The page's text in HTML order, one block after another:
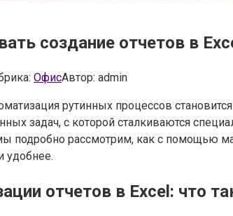
создание отчетов в
ОфисАвтор: admin
рутинных процессов
задач, с которой сталкиваются
подробно рассмотрим, как с помощью
удобнее.
отчетов в Excel: что